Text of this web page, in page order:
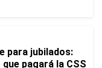
para jubilados:
pagará la CSS